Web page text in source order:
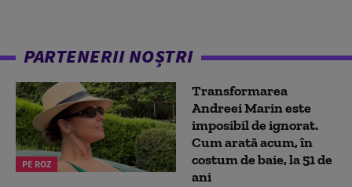
PARTENERII NOȘTRI
PE ROZ
Transformarea
Andreei Marin este
imposibil de ignorat.
Cum arată acum, în
costum de baie, la 51 de
ani